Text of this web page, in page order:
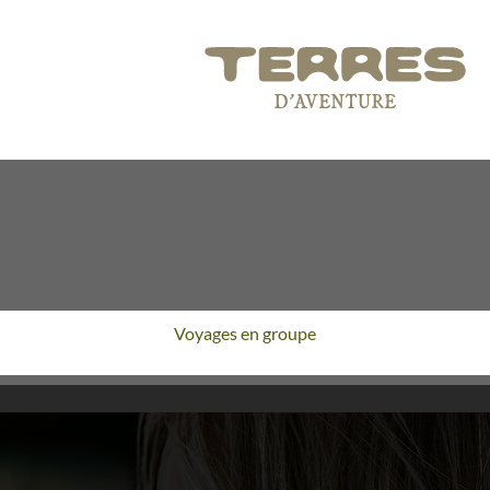
Voyages en groupe